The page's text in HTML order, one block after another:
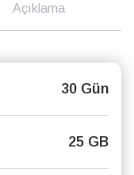
Açıklama
30 Gün
25 GB